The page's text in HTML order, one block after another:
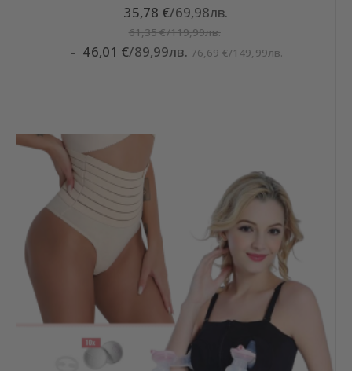
35,78 €/69,98лв.
61,35 €/119,99лв.
46,01 €/89,99лв. 76,69 €/149,99лв.